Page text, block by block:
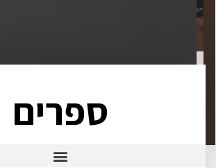
ספרים